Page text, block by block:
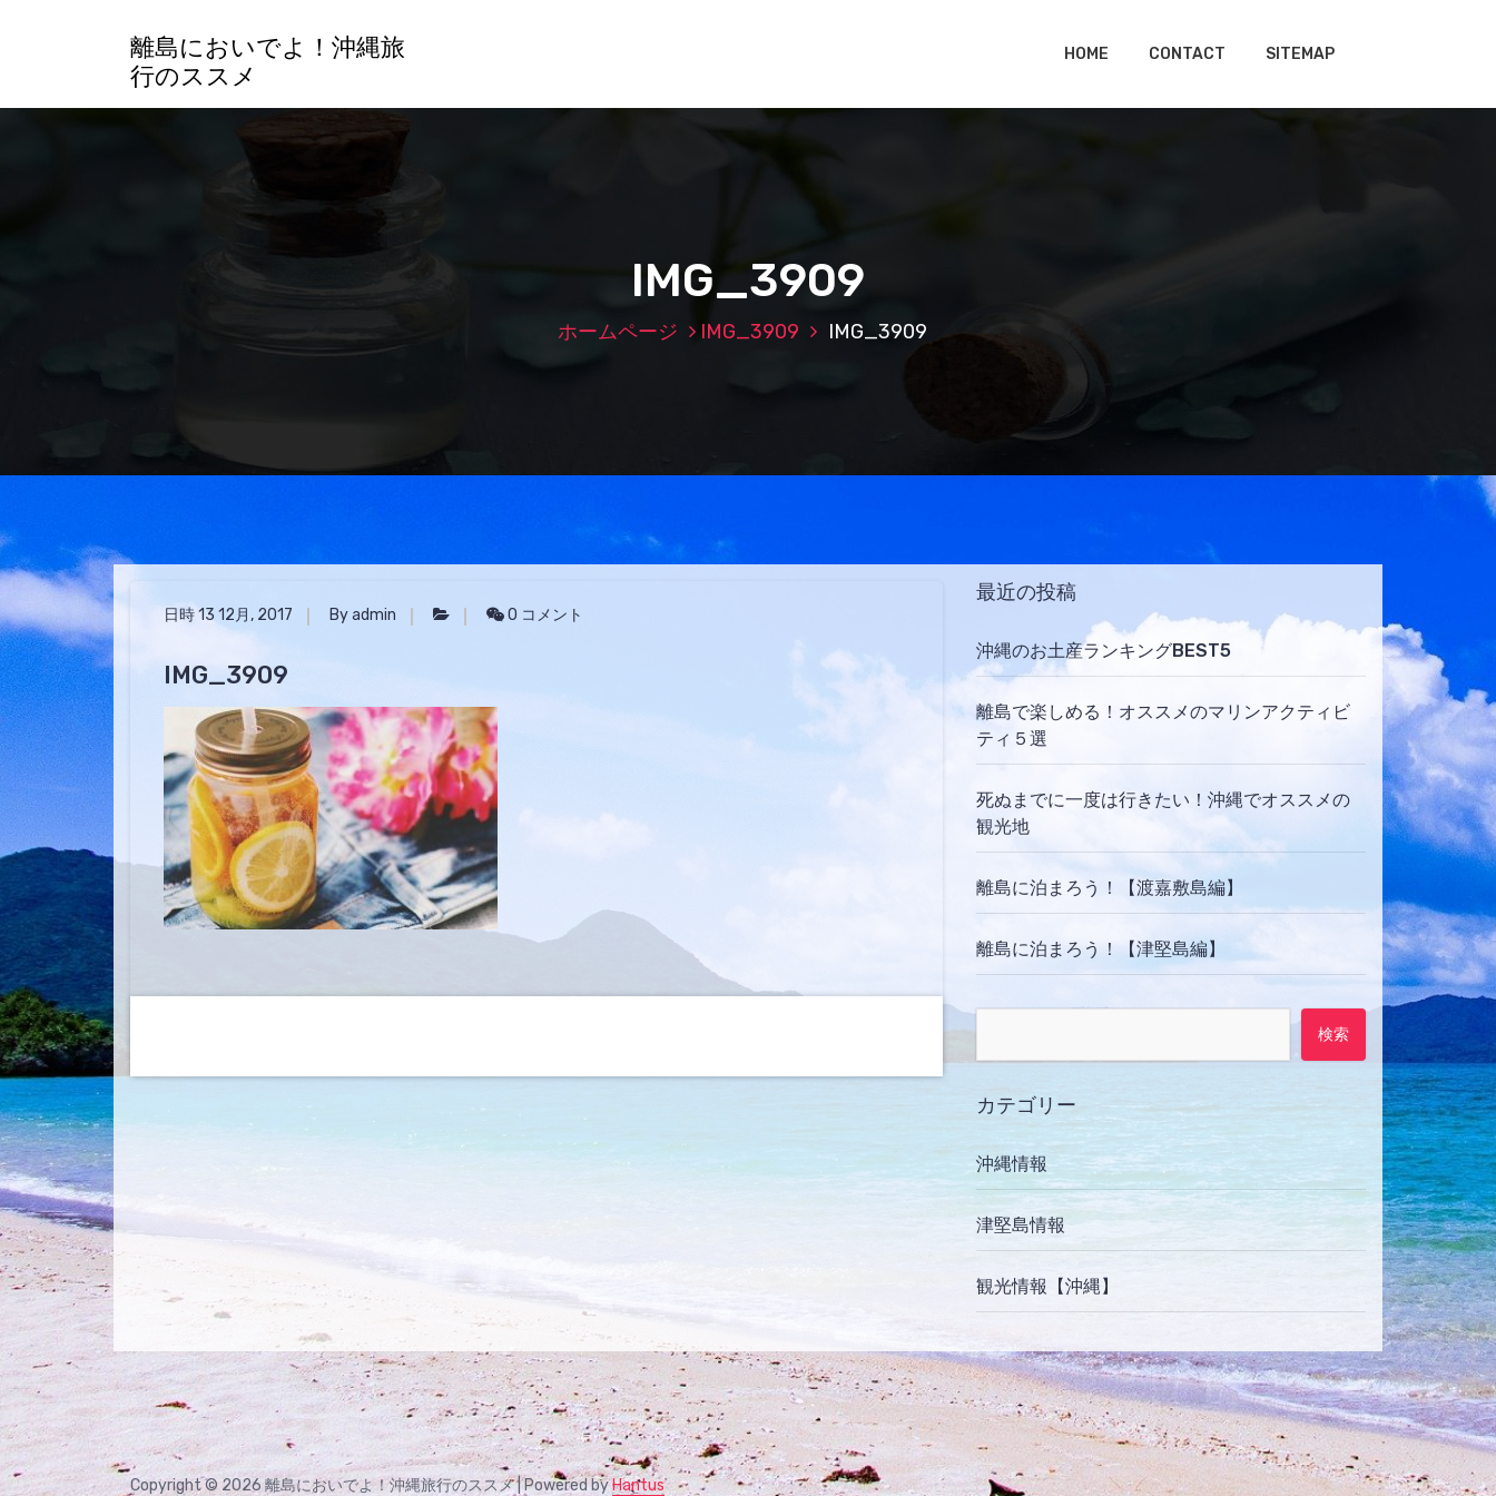
ツ
離島においでよ！沖縄旅
行のススメ
HOME CONTACT SITEMAP
IMG_3909
ホームページ IMG_3909 IMG_3909
日時 13 12月, 2017 By admin 0 コメント
IMG_3909
最近の投稿
沖縄のお土産ランキングBEST5
離島で楽しめる！オススメのマリンアクティビ
ティ５選
死ぬまでに一度は行きたい！沖縄でオススメの
観光地
離島に泊まろう！【渡嘉敷島編】
離島に泊まろう！【津堅島編】
カテゴリー
沖縄情報
津堅島情報
観光情報【沖縄】
Copyright © 2026 離島においでよ！沖縄旅行のススメ | Powered byHantus